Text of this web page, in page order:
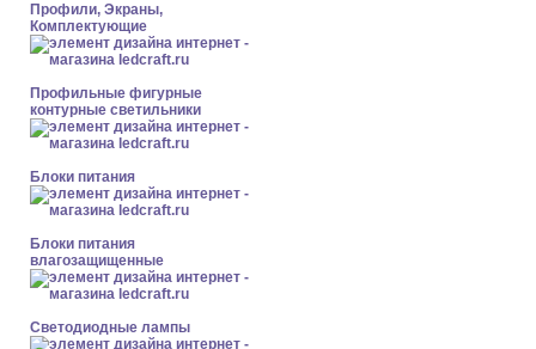
Профили, Экраны,
Комплектующие
Профильные фигурные
контурные светильники
Блоки питания
Блоки питания
влагозащищенные
Светодиодные лампы